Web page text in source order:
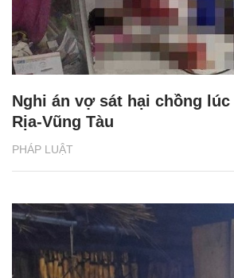
PHÁP LUẬT
Nghi án vợ sát hại chồng
Rịa-Vũng Tàu